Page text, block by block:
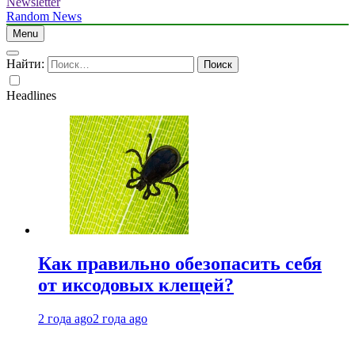
Random News
Menu
Найти:
Headlines
Как правильно обезопасить себя
от иксодовых клещей?
2 года ago2 года ago